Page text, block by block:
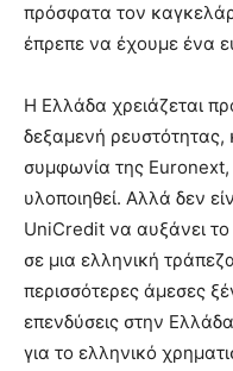
πρόσφατα τον
έπρεπε να έχουμε ένα
Η Ελλάδα χρειάζεται
δεξαμενή ρευστότητας,
συμφωνία της
υλοποιηθεί. Αλλά δεν
UniCredit να αυξάνει
σε μια ελληνική
περισσότερες άμεσες
επενδύσεις στην
για το ελληνικό